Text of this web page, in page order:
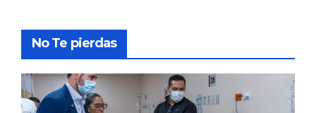
No Te pierdas